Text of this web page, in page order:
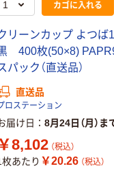
カゴに入れる
リーンカップ よつば
400枚(50×8)
パック（直送品）
直送品
ロステーション
届け日 8月24日（月）ま
8,102 （税込）
枚あたり ￥20.26 （税込）
フレッシュマス
ュマスター
￥1,320~
（税込）
カミイソ産商 敷
紙 No71 耐油天
紙 4寸 500枚 無
袋(1個)（直送品）
￥871
カゴへ